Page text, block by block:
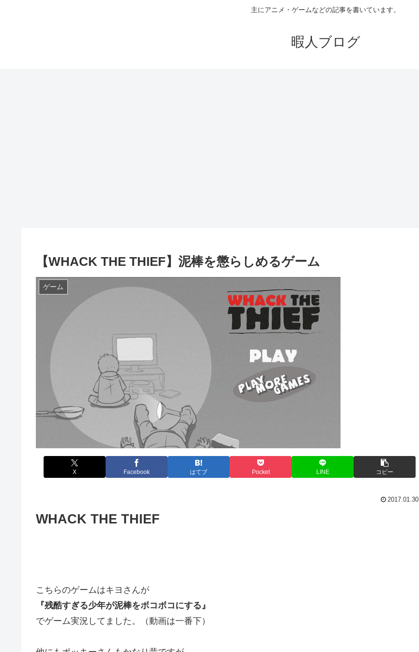
主にアニメ・ゲームなどの記事を書いています。
暇人ブログ
【WHACK THE THIEF】泥棒を懲らしめるゲーム
ゲーム
X Facebook はてブ Pocket LINE コピー
2017.01.30
WHACK THE THIEF
こちらのゲームはキヨさんが
『残酷すぎる少年が泥棒をボコボコにする』
でゲーム実況してました。（動画は一番下）